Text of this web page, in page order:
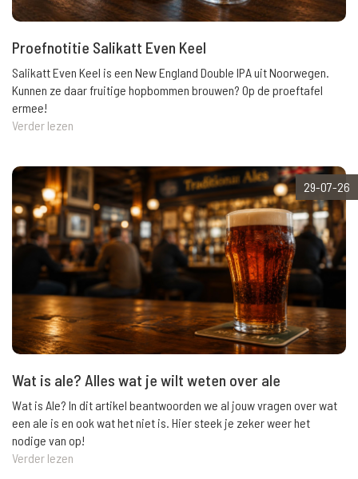
Proefnotitie Salikatt Even Keel
Salikatt Even Keel is een New England Double IPA uit Noorwegen.
Kunnen ze daar fruitige hopbommen brouwen? Op de proeftafel
ermee!
Verder lezen
29-07-26
Wat is ale? Alles wat je wilt weten over ale
Wat is Ale? In dit artikel beantwoorden we al jouw vragen over wat
een ale is en ook wat het niet is. Hier steek je zeker weer het
nodige van op!
Verder lezen